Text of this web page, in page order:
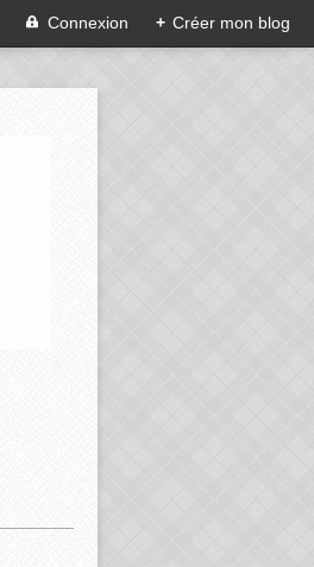
Connexion + Créer mon blog